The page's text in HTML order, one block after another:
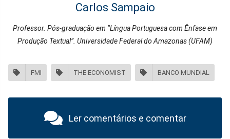
Carlos Sampaio
Professor. Pós-graduação em “Língua Portuguesa com Ênfase em
Produção Textual”. Universidade Federal do Amazonas (UFAM)
FMI THE ECONOMIST BANCO MUNDIAL
Ler comentários e comentar